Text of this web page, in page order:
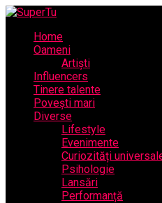
Home
Oameni
Artiști
Influencers
Tinere talente
Povești mari
Diverse
Lifestyle
Evenimente
Curiozități
Psihologie
Lansări
Performanță